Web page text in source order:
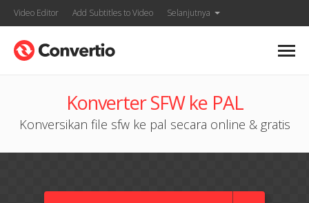
Video Editor Add Subtitles to Video Selanjutnya
Konverter SFW ke PAL
Konversikan file sfw ke pal secara online & gratis